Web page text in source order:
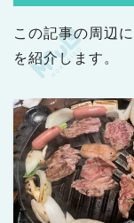
この記事の周辺
を紹介します。